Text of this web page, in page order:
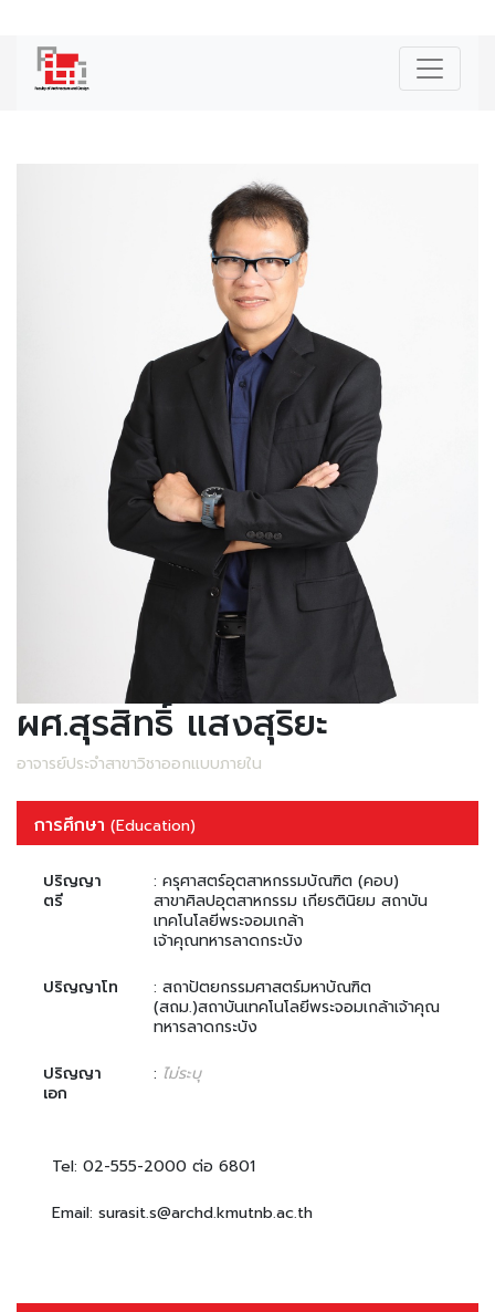
ผศ.สุรสิทธิ์ แสงสุริยะ
อาจารย์ประจำสาขาวิชาออกแบบภายใน
การศึกษา (Education)
ปริญญา
ตรี
: ครุศาสตร์อุตสาหกรรมบัณฑิต (คอบ)
สาขาศิลปอุตสาหกรรม เกียรตินิยม สถาบัน
เทคโนโลยีพระจอมเกล้า
เจ้าคุณทหารลาดกระบัง
ปริญญาโท
: สถาปัตยกรรมศาสตร์มหาบัณฑิต
(สถม.)สถาบันเทคโนโลยีพระจอมเกล้าเจ้าคุณ
ทหารลาดกระบัง
ปริญญา
เอก
: ไม่ระบุ
Tel: 02-555-2000 ต่อ 6801
Email: surasit.s@archd.kmutnb.ac.th